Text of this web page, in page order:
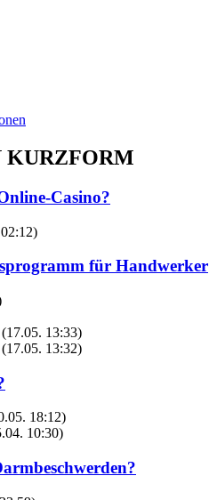
KURZFORM
Casino?
für Handwerker
(17.05. 13:33)
(17.05. 13:32)
18:12)
10:30)